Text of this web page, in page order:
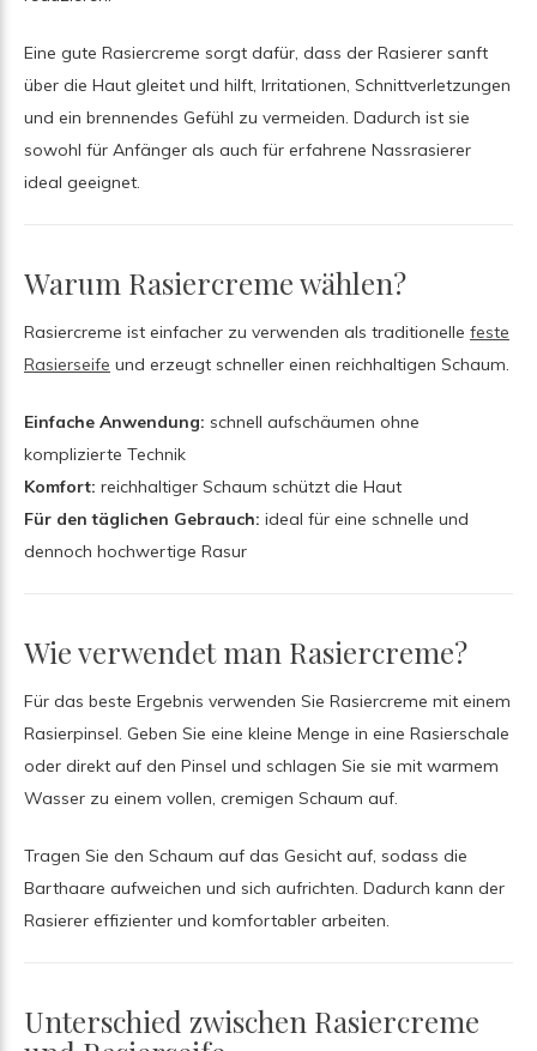
Eine gute Rasiercreme sorgt dafür, dass der Rasierer sanft
über die Haut gleitet und hilft, Irritationen, Schnittverletzungen
und ein brennendes Gefühl zu vermeiden. Dadurch ist sie
sowohl für Anfänger als auch für erfahrene Nassrasierer
ideal geeignet.
Warum Rasiercreme wählen?
Rasiercreme ist einfacher zu verwenden als traditionelle feste
Rasierseife und erzeugt schneller einen reichhaltigen Schaum.
Einfache Anwendung: schnell aufschäumen ohne
komplizierte Technik
Komfort: reichhaltiger Schaum schützt die Haut
Für den täglichen Gebrauch: ideal für eine schnelle und
dennoch hochwertige Rasur
Wie verwendet man Rasiercreme?
Für das beste Ergebnis verwenden Sie Rasiercreme mit einem
Rasierpinsel. Geben Sie eine kleine Menge in eine Rasierschale
oder direkt auf den Pinsel und schlagen Sie sie mit warmem
Wasser zu einem vollen, cremigen Schaum auf.
Tragen Sie den Schaum auf das Gesicht auf, sodass die
Barthaare aufweichen und sich aufrichten. Dadurch kann der
Rasierer effizienter und komfortabler arbeiten.
Unterschied zwischen Rasiercreme